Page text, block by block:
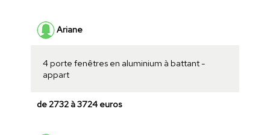
Ariane
4 porte fenêtres en aluminium à battant -
appart
de 2732 à 3724 euros